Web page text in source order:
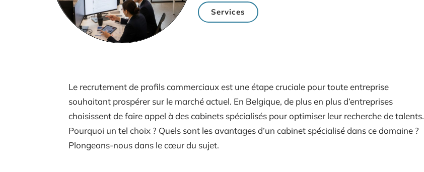
Services
Le recrutement de profils commerciaux est une étape cruciale pour toute entreprise
souhaitant prospérer sur le marché actuel. En Belgique, de plus en plus d’entreprises
choisissent de faire appel à des cabinets spécialisés pour optimiser leur recherche de talents.
Pourquoi un tel choix ? Quels sont les avantages d’un cabinet spécialisé dans ce domaine ?
Plongeons-nous dans le cœur du sujet.